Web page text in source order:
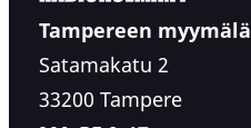
Tampereen myymälä
Satamakatu 2
33200 Tampere